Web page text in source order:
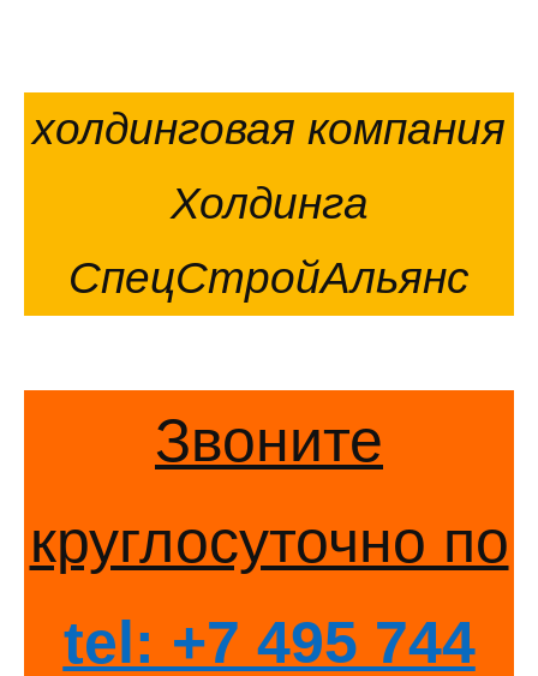
холдинговая компания
Холдинга
СпецСтройАльянс
Звоните
круглосуточно по
tel: +7 495 744